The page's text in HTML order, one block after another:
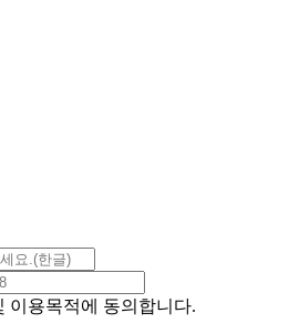
이용목적에 동의합니다.